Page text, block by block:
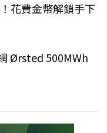
花費金幣解鎖手下
Ørsted 500MWh